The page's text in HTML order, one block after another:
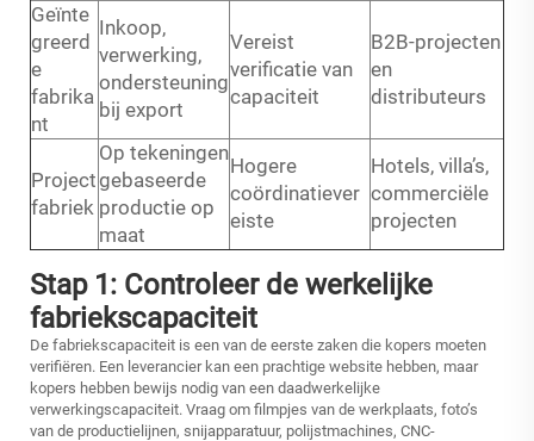
Geïnte
greerd
e
fabrika
nt
Inkoop,
verwerking,
ondersteuning
bij export
Vereist
verificatie van
capaciteit
B2B-projecten
en
distributeurs
Project
fabriek
Op tekeningen
gebaseerde
productie op
maat
Hogere
coördinatiever
eiste
Hotels, villa’s,
commerciële
projecten
Stap 1: Controleer de werkelijke
fabriekscapaciteit
De fabriekscapaciteit is een van de eerste zaken die kopers moeten
verifiëren. Een leverancier kan een prachtige website hebben, maar
kopers hebben bewijs nodig van een daadwerkelijke
verwerkingscapaciteit. Vraag om filmpjes van de werkplaats, foto’s
van de productielijnen, snijapparatuur, polijstmachines, CNC-